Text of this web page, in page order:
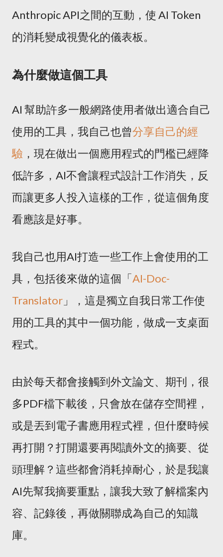
Anthropic API之間的互動，使 AI Token
的消耗變成視覺化的儀表板。
為什麼做這個工具
AI 幫助許多一般網路使用者做出適合自己
使用的工具，我自己也曾分享自己的經
驗 ，現在做出一個應用程式的門檻已經降
低許多，AI不會讓程式設計工作消失，反
而讓更多人投入這樣的工作，從這個角度
看應該是好事。
我自己也用AI打造一些工作上會使用的工
具，包括後來做的這個「AI-Doc-
Translator 」，這是獨立自我日常工作使
用的工具的其中一個功能，做成一支桌面
程式。
由於每天都會接觸到外文論文、期刊，很
多PDF檔下載後，只會放在儲存空間裡，
或是丟到電子書應用程式裡，但什麼時候
再打開？打開還要再閱讀外文的摘要、從
頭理解？這些都會消耗掉耐心，於是我讓
AI先幫我摘要重點，讓我大致了解檔案內
容、記錄後，再做關聯成為自己的知識
庫。